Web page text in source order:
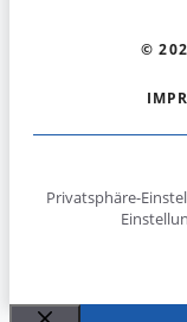
©
Privatsphäre-